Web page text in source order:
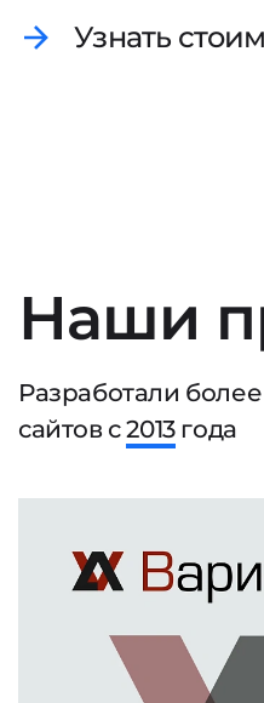
Узнать
Наши
Разработали более
сайтов с2013года